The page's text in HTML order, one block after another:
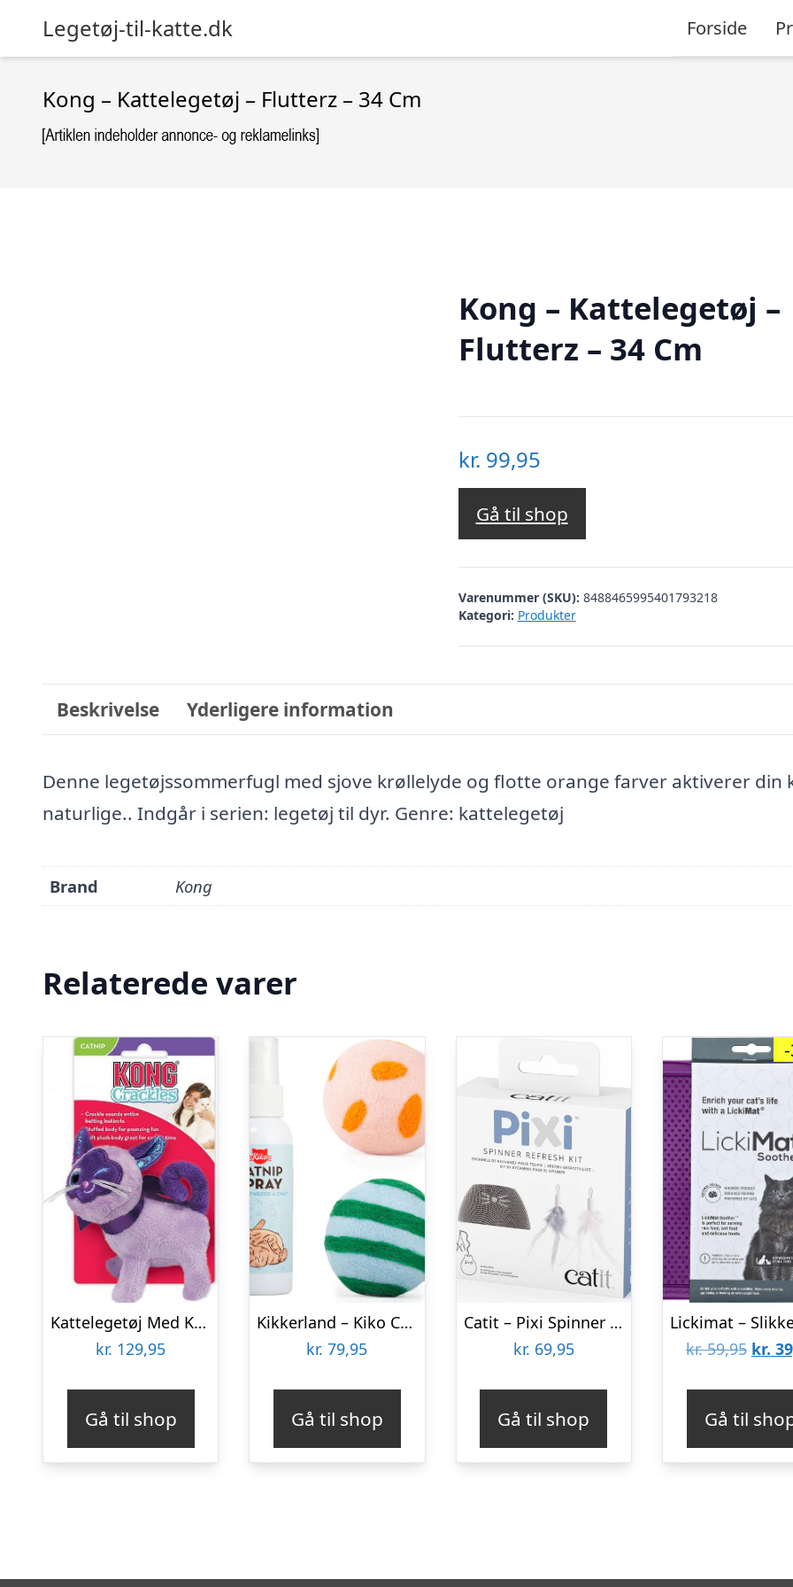
Legetøj-til-katte.dk Forside
Kong – Kattelegetøj – Flutterz – 34 Cm
Kong – Kattelegetøj –
Flutterz – 34 Cm
kr. 99,95
Gå til shop
Varenummer (SKU): 8488465995401793218
Kategori: Produkter
Beskrivelse Yderligere information
Denne legetøjssommerfugl med sjove krøllelyde og flotte orange farver aktiverer din
naturlige.. Indgår i serien: legetøj til dyr. Genre: kattelegetøj
Brand Kong
Relaterede varer
Kattelegetøj Med Katteurt – Crackles – Kong – 9 Cm
kr. 129,95
Gå til shop
Kikkerland – Kiko Catnip Katteurt Spray Og 2 Uldbolde Sæt
kr. 79,95
Gå til shop
Catit – Pixi Spinner Refresh Kit
kr. 69,95
Gå til shop
kr.59,95 Den
var:
kr.
kr.
Gå til